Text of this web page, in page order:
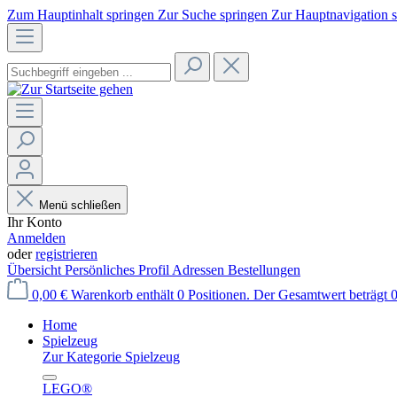
Zum Hauptinhalt springen Zur Suche springen Zur Hauptnavigation
Menü schließen
Ihr Konto
Anmelden
oderregistrieren
Übersicht Persönliches Profil Adressen Bestellungen
0,00 € Warenkorb enthält 0 Positionen. Der Gesamtwert beträgt
Home
Spielzeug
Zur Kategorie Spielzeug
LEGO®